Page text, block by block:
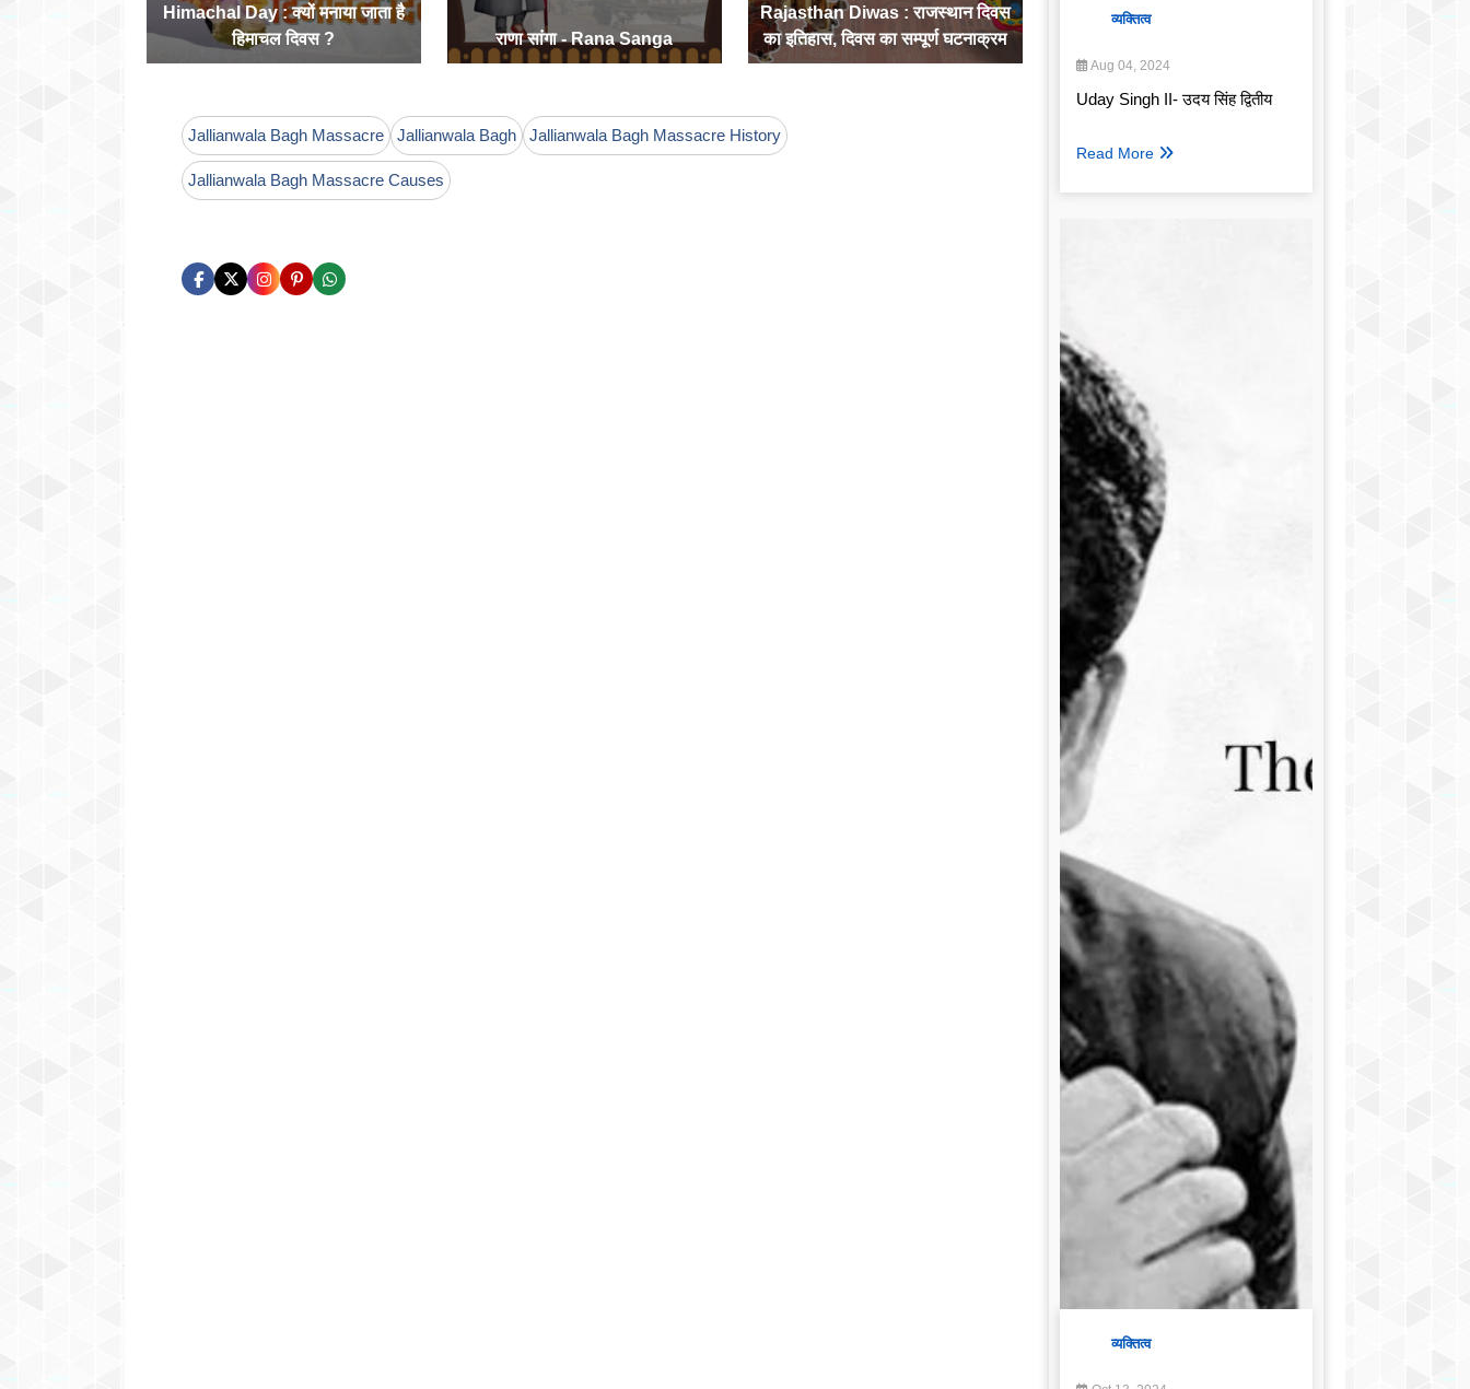
Himachal Day : क्यों मनाया जाता है
हिमाचल दिवस ?
राणा सांगा - Rana Sanga
Rajasthan Diwas : राजस्थान दिवस
का इतिहास, दिवस का सम्पूर्ण घटनाक्रम
Jallianwala Bagh Massacre Jallianwala Bagh Jallianwala Bagh Massacre History
Jallianwala Bagh Massacre Causes
व्यक्तित्व
Aug 04, 2024
Uday Singh II- उदय सिंह द्वितीय
Read More
व्यक्तित्व